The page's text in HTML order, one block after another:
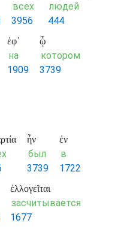
всех
3956
людей
444
ἐφ᾽
на
1909
ᾧ
котором
3739
ἦν
был
3739
ἐν
в
1722
ἐλλογεῖται
засчитывается
1677